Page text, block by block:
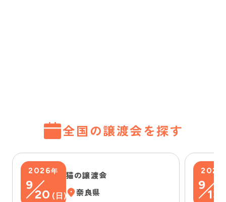
全国の譲渡会を探す
2026年
9
20 ( 日)
猫の譲渡会
奈良県
2026
9
13